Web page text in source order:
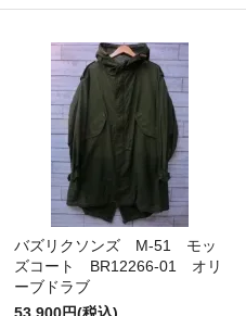
バズリクソンズ M-51 モッ
ズコート BR12266-01 オリ
ーブドラブ